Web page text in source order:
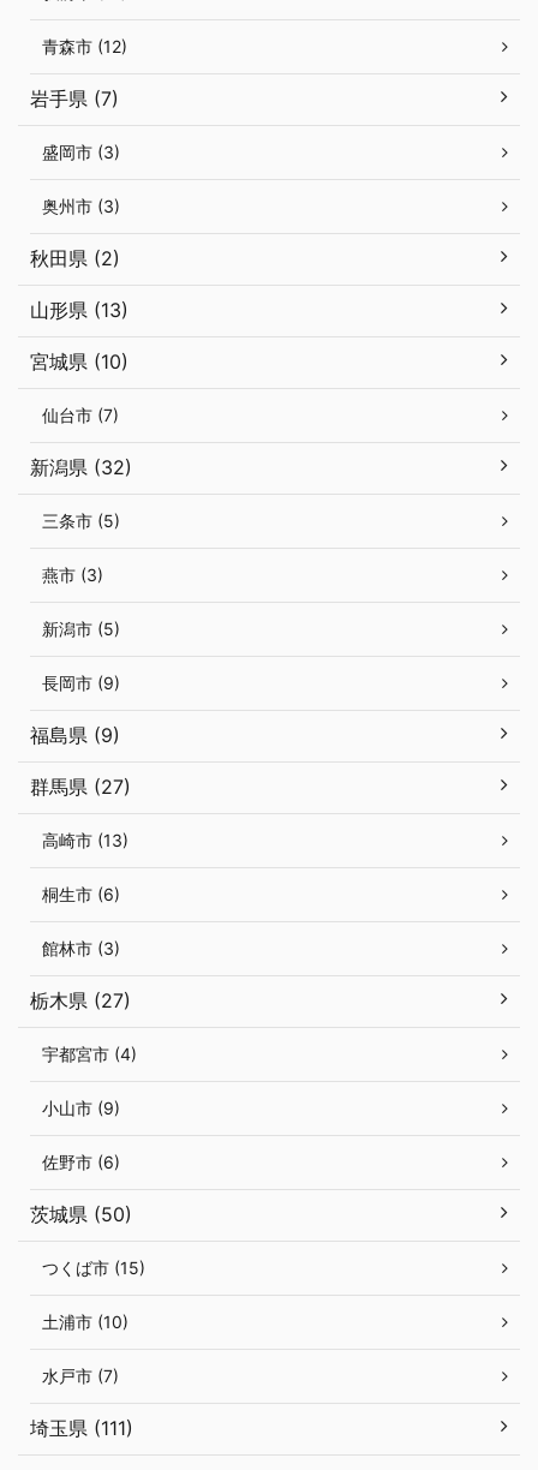
青森市 (12)
岩手県 (7)
盛岡市 (3)
奥州市 (3)
秋田県 (2)
山形県 (13)
宮城県 (10)
仙台市 (7)
新潟県 (32)
三条市 (5)
燕市 (3)
新潟市 (5)
長岡市 (9)
福島県 (9)
群馬県 (27)
高崎市 (13)
桐生市 (6)
館林市 (3)
栃木県 (27)
宇都宮市 (4)
小山市 (9)
佐野市 (6)
茨城県 (50)
つくば市 (15)
土浦市 (10)
水戸市 (7)
埼玉県 (111)